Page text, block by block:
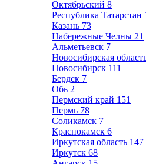
Октябрьский 8
Республика Татарстан
Казань 73
Набережные Челны 21
Альметьевск 7
Новосибирская
Новосибирск 111
Бердск 7
Обь 2
Пермский край 151
Пермь 78
Соликамск 7
Краснокамск 6
Иркутская область 147
Иркутск 68